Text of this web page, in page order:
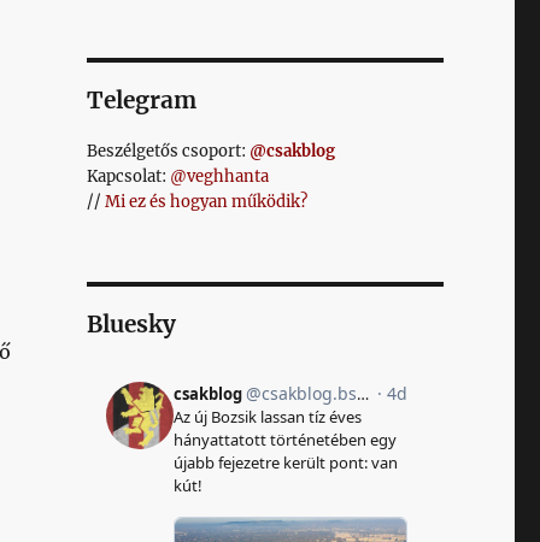
Telegram
Beszélgetős csoport: @csakblog
Kapcsolat: @veghhanta
// Mi ez és hogyan működik?
Bluesky